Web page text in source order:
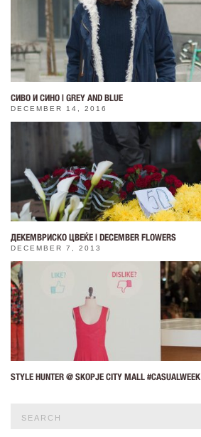
СИВО И СИНО | GREY AND BLUE
DECEMBER 14, 2016
ДЕКЕМВРИСКО ЦВЕЌЕ | DECEMBER FLOWERS
DECEMBER 7, 2013
STYLE HUNTER @ SKOPJE CITY MALL #CASUALWEEK